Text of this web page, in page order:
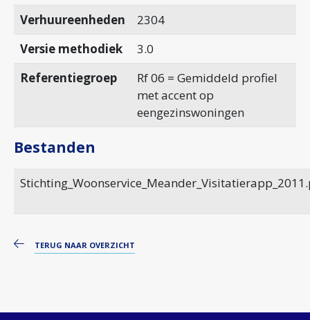
Verhuureenheden
2304
Versie methodiek
3.0
Referentiegroep
Rf 06 = Gemiddeld profiel
met accent op
eengezinswoningen
Bestanden
TERUG NAAR OVERZICHT